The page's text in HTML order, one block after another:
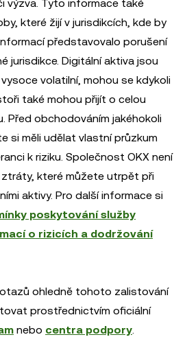
výzva. Tyto informace také
které žijí v jurisdikcích, kde by
představovalo porušení
jurisdikce. Digitální aktiva jsou
volatilní, mohou se kdykoli
také mohou přijít o celou
Před obchodováním jakéhokoli
si měli udělat vlastní průzkum
k riziku. Společnost OKX není
které můžete utrpět při
aktivy. Pro další informace si
poskytování služby
o rizicích a dodržování
ohledně tohoto zalistování
prostřednictvím oficiální
nebo centra podpory.